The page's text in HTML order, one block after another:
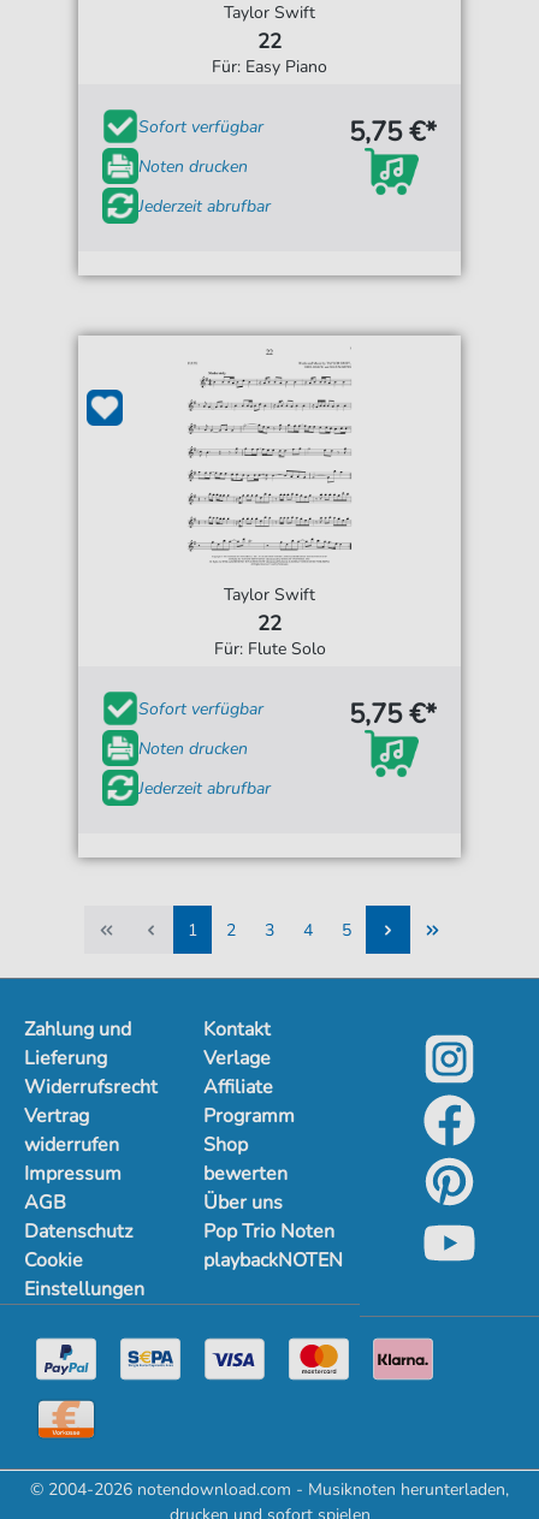
Taylor Swift
22
Für: Easy Piano
Sofort verfügbar
Noten drucken
Jederzeit abrufbar
5,75 €*
Taylor Swift
22
Für: Flute Solo
Sofort verfügbar
Noten drucken
Jederzeit abrufbar
5,75 €*
1
2
3
4
5
Zahlung und
Lieferung
Widerrufsrecht
Vertrag
widerrufen
Impressum
AGB
Datenschutz
Cookie
Einstellungen
Kontakt
Verlage
Affiliate
Programm
Shop
bewerten
Über uns
Pop Trio Noten
playbackNOTEN
© 2004-2026 notendownload.com - Musiknoten herunterladen,